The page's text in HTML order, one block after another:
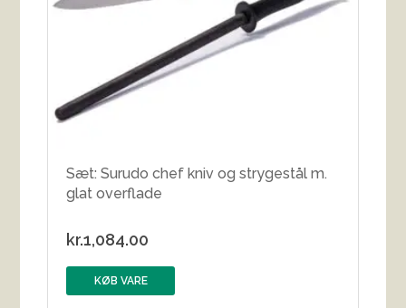
Sæt: Surudo chef kniv og strygestål m.
glat overflade
kr.1,084.00
KØB VARE